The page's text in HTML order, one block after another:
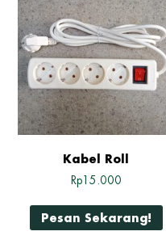
Kabel Roll
Rp15.000
Pesan Sekarang!